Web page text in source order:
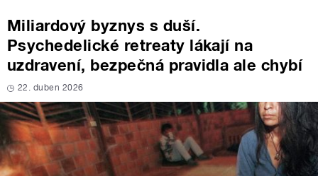
Miliardový byznys s duší.
Psychedelické retreaty lákají na
uzdravení, bezpečná pravidla ale chybí
22. duben 2026